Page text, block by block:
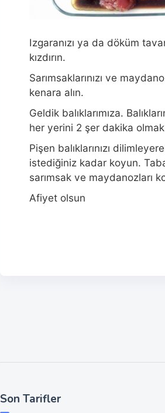
Izgaranızı ya da döküm
kızdırın.
Sarımsaklarınızı ve
kenara alın.
Geldik balıklarımıza.
her yerini 2 şer dakika
Pişen balıklarınızı
istediğiniz kadar koyun.
sarımsak ve maydanozları
Afiyet olsun
Son Tarifler